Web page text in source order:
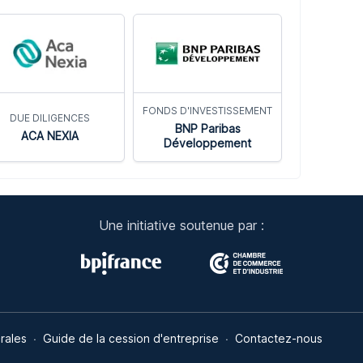
confidentialité, en garantissant la conformité avec les
DUE DILIGENCES
ACA NEXIA
FONDS D'INVESTISSEMENT
BNP Paribas
Développement
Une initiative soutenue par :
Guide de la cession d'entreprise Contactez-nous